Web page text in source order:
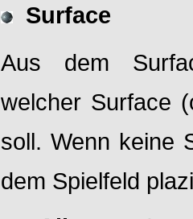
Surface
Aus dem
welcher Surface
soll. Wenn keine
dem Spielfeld